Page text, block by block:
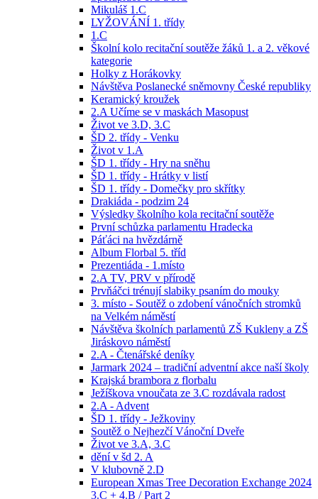
Mikuláš 1.C
LYŽOVÁNÍ 1. třídy
1.C
Školní kolo recitační soutěže žáků 1. a 2. věkové
kategorie
Holky z Horákovky
Návštěva Poslanecké sněmovny České republiky
Keramický kroužek
2.A Učíme se v maskách Masopust
Život ve 3.D, 3.C
ŠD 2. třídy - Venku
Život v 1.A
ŠD 1. třídy - Hry na sněhu
ŠD 1. třídy - Hrátky v listí
ŠD 1. třídy - Domečky pro skřítky
Drakiáda - podzim 24
Výsledky školního kola recitační soutěže
První schůzka parlamentu Hradecka
Páťáci na hvězdárně
Album Florbal 5. tříd
Prezentiáda - 1.místo
2.A TV, PRV v přírodě
Prvňáčci trénují slabiky psaním do mouky
3. místo - Soutěž o zdobení vánočních stromků
na Velkém náměstí
Návštěva školních parlamentů ZŠ Kukleny a ZŠ
Jiráskovo náměstí
2.A - Čtenářské deníky
Jarmark 2024 – tradiční adventní akce naší školy
Krajská brambora z florbalu
Ježíškova vnoučata ze 3.C rozdávala radost
2.A - Advent
ŠD 1. třídy - Ježkoviny
Soutěž o Nejhezčí Vánoční Dveře
Život ve 3.A, 3.C
dění v šd 2. A
V klubovně 2.D
European Xmas Tree Decoration Exchange 2024
3.C + 4.B / Part 2